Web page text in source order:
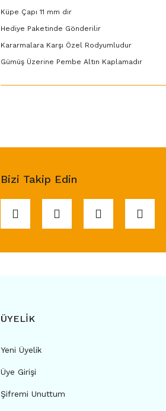
Küpe Çapı 11 mm dir
Hediye Paketinde Gönderilir
Kararmalara Karşı Özel Rodyumludur
Gümüş Üzerine Pembe Altın Kaplamadır
Bizi Takip Edin
ÜYELİK
Yeni Üyelik
Üye Girişi
Şifremi Unuttum